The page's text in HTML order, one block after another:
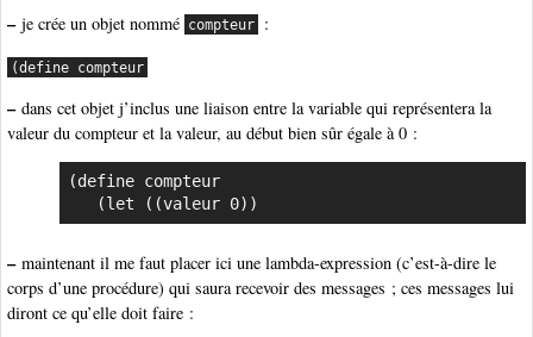
–je crée un objet nommé compteur :
(define compteur
–dans cet objet j’inclus une liaison entre la variable qui représentera la
valeur du compteur et la valeur, au début bien sûr égale à 0 :
(define compteur
   (let ((valeur 0))
–maintenant il me faut placer ici une lambda-expression (c’est-à-dire le
corps d’une procédure) qui saura recevoir des messages ; ces messages lui
diront ce qu’elle doit faire :